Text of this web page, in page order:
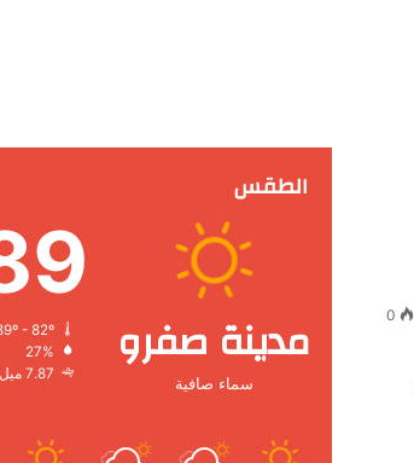
0
الطقس
مدينة صفرو
سماء صافية
27%
7.87 ميل/ساعة